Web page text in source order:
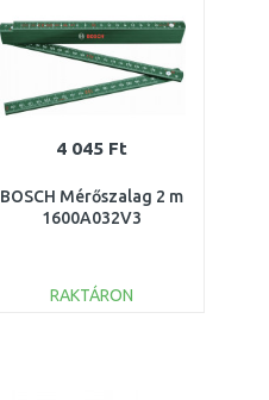
4 045 Ft
BOSCH Mérőszalag 2 m
1600A032V3
RAKTÁRON